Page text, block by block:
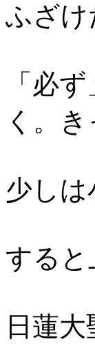
ふざ
「必
く。き
少し
すると
日蓮